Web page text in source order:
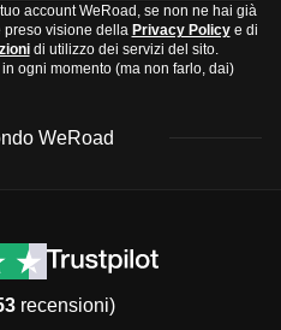
account WeRoad, se non ne hai già
preso visione della Privacy Policye di
di utilizzo dei servizi del sito.
ogni momento (ma non farlo, dai)
WeRoad
Contatti
Termini e condizioni
recensioni)